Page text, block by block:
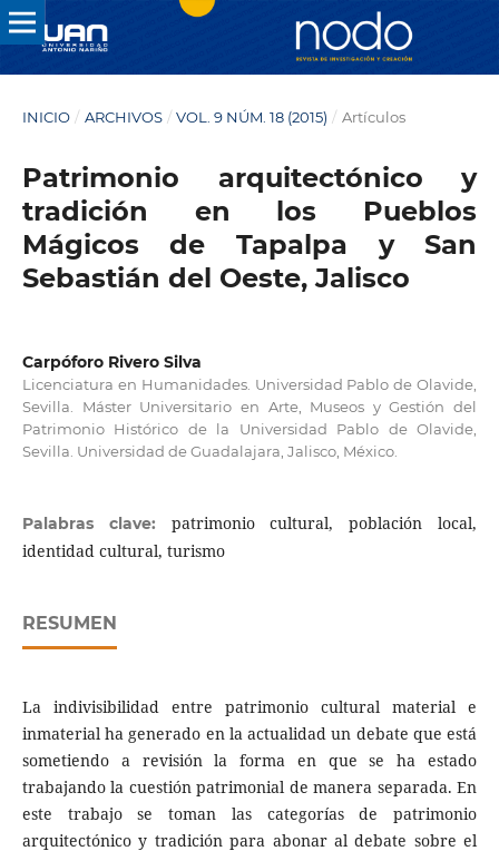
INICIO / ARCHIVOS / VOL. 9 NÚM. 18 (2015) / Artículos
Patrimonio arquitectónico y
tradición en los Pueblos
Mágicos de Tapalpa y San
Sebastián del Oeste, Jalisco
Carpóforo Rivero Silva
Licenciatura en Humanidades. Universidad Pablo de Olavide,
Sevilla. Máster Universitario en Arte, Museos y Gestión del
Patrimonio Histórico de la Universidad Pablo de Olavide,
Sevilla. Universidad de Guadalajara, Jalisco, México.
Palabras clave: patrimonio cultural, población local,
identidad cultural, turismo
RESUMEN
La indivisibilidad entre patrimonio cultural material e
inmaterial ha generado en la actualidad un debate que está
sometiendo a revisión la forma en que se ha estado
trabajando la cuestión patrimonial de manera separada. En
este trabajo se toman las categorías de patrimonio
arquitectónico y tradición para abonar al debate sobre el